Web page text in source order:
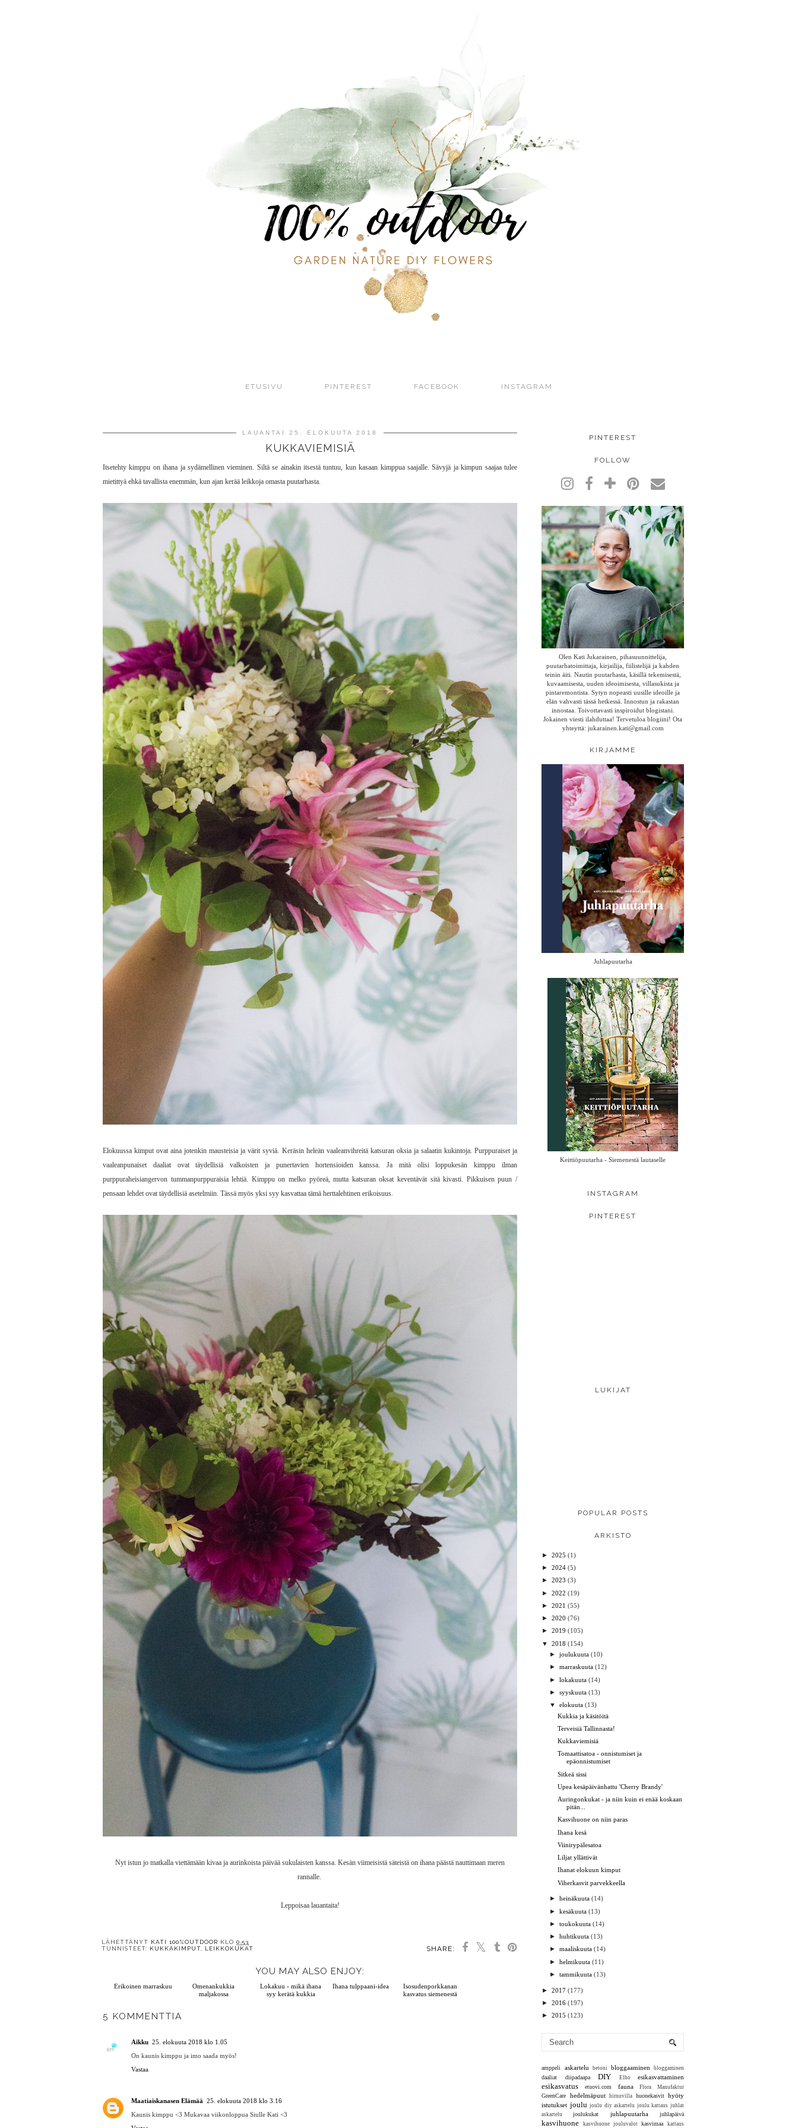
ETUSIVU PINTEREST FACEBOOK INSTAGRAM
LAUANTAI 25. ELOKUUTA 2018
KUKKAVIEMISIÄ
Itsetehty kimppu on ihana ja sydämellinen vieminen. Siltä se ainakin itsestä tuntuu, kun kasaan kimppua saajalle. Sävyjä ja kimpun saajaa tulee
mietittyä ehkä tavallista enemmän, kun ajan kerää leikkoja omasta puutarhasta.
Elokuussa kimput ovat aina jotenkin mausteisia ja värit syviä. Keräsin heleän vaaleanvihreitä katsuran oksia ja salaatin kukintoja. Purppuraiset ja
vaaleanpunaiset daaliat ovat täydellisiä valkoisten ja punertavien hortensioiden kanssa. Ja mitä olisi loppukesän kimppu ilman
purppuraheisiangervon tummanpurppuraisia lehtiä. Kimppu on melko pyöreä, mutta katsuran oksat keventävät sitä kivasti. Pikkuisen puun /
pensaan lehdet ovat täydellisiä asetelmiin. Tässä myös yksi syy kasvattaa tämä herttalehtinen erikoisuus.
Nyt istun jo matkalla viettämään kivaa ja aurinkoista päivää sukulaisten kanssa. Kesän viimeisistä säteistä on ihana päästä nauttimaan meren
rannalle.
Leppoisaa lauantaita!
SHARE:
YOU MAY ALSO ENJOY:
Erikoinen marraskuu
Omenankukkia
LÄHETTÄNYT KATI 100%OUTDOOR KLO 0.53
TUNNISTEET: KUKKAKIMPUT, LEIKKOKUKAT
Aikku 25. elokuuta 2018 klo 1.05
PINTEREST
FOLLOW
Olen Kati Jukarainen, pihasuunnittelija,
puutarhatoimittaja, kirjailija, fiilistelijä ja kahden
teinin äiti. Nautin puutarhasta, käsillä tekemisestä,
kuvaamisesta, uuden ideoimisesta, villasukista ja
pintaremontista. Sytyn nopeasti uusille ideoille ja
elän vahvasti tässä hetkessä. Innostun ja rakastan
innostaa. Toivottavasti inspiroidut blogistani.
Jokainen viesti ilahduttaa! Tervetuloa blogiini! Ota
yhteyttä: jukarainen.kati@gmail.com
KIRJAMME
Juhlapuutarha
Keittiöpuutarha - Siemenestä lautaselle
INSTAGRAM
PINTEREST
LUKIJAT
POPULAR POSTS
ARKISTO
► 2025 (1)
► 2024 (5)
► 2023 (3)
► 2022 (19)
► 2021 (55)
► 2020 (76)
► 2019 (105)
▼
2018 (154)
►joulukuuta (10)
►marraskuuta (12)
►lokakuuta (14)
►syyskuuta (13)
▼
elokuuta (13)
Kukkia ja käsitöitä
Terveisiä Tallinnasta!
Kukkaviemisiä
Tomaattisatoa - onnistumiset ja
epäonnistumiset
Sitkeä sissi
Upea kesäpäivänhattu 'Cherry Brandy'
Auringonkukat - ja niin kuin ei enää koskaan
pitän...
Kasvihuone on niin paras
Ihana kesä
Viinirypälesatoa
Liljat yllättivät
Ihanat elokuun kimput
Viherkasvit parvekkeella
►heinäkuuta (14)
►kesäkuuta (13)
►toukokuuta (14)
►huhtikuuta (13)
►maaliskuuta (14)
►helmikuuta (11)
►tammikuuta (13)
► 2017 (177)
► 2016 (197)
► 2015 (123)
amppeli askartelu betoni bloggaaminen bloggaminen
daaliat diipadaapa DIY Elho esikasvattaminen
esikasvatus etuovi.com fauna Flora Manufaktur
GreenCare hedelmäpuut hirnuvilla huonekasvit hyöty
istutukset joulu joulu diy askartelu joulu kattaus juhlat
askartelu
joulukukat juhlapuutarha juhlapäivä
kasvihuone kasvihuone jouluvalot kasvimaa kattaus